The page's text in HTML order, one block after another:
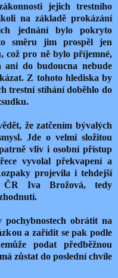
jejich trestního
na základě prokázání
jednání bylo pokryto
směru jim prospěl jen
což pro ně bylo příjemné,
ani do budoucna nebude
Z tohoto hlediska by
trestní stíhání doběhlo do
že zatčením bývalých
Jde o velmi složitou
vliv i osobní přístup
vyvolal překvapení a
projevila i tehdejší
ČR Iva Brožová, tedy
obrátit na
a zařídit se pak podle
podat předběžnou
zůstat do poslední chvíle